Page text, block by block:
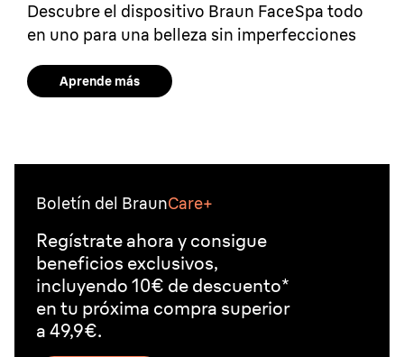
Descubre el dispositivo Braun FaceSpa todo
en uno para una belleza sin imperfecciones
Aprende más
Boletín del BraunCare+
Regístrate ahora y consigue
beneficios exclusivos,
incluyendo 10€ de descuento*
en tu próxima compra superior
a 49,9€.